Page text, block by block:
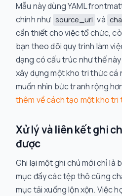
Mẫu này dùng YAML
chính như source_url và
cần thiết cho việc tổ chức,
bạn theo dõi quy trình làm
dạng có cấu trúc như thế
xây dựng một kho tri thức cá
muốn nhìn bức tranh rộng
thêm về cách tạo một kho tri
Xử lý và liên kết ghi
được
Ghi lại một ghi chú mới chỉ là
mục đầy các tệp thô cũng
mục tải xuống lộn xộn. Việc